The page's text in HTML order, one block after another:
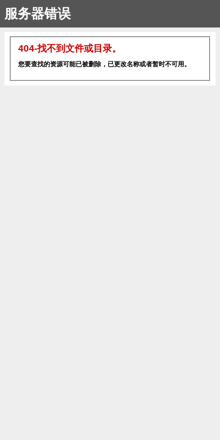
服务器错误
404-找不到文件或目录。
您要查找的资源可能已被删除，已更改名称或者暂时不可用。